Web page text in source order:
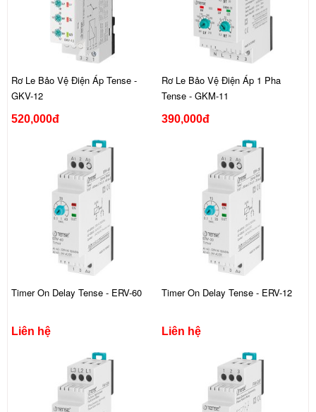
Rơ Le Bảo Vệ Điện Áp Tense -
GKV-12
520,000đ
Rơ Le Bảo Vệ Điện Áp 1 Pha
Tense - GKM-11
390,000đ
Timer On Delay Tense - ERV-60
Liên hệ
Timer On Delay Tense - ERV-12
Liên hệ